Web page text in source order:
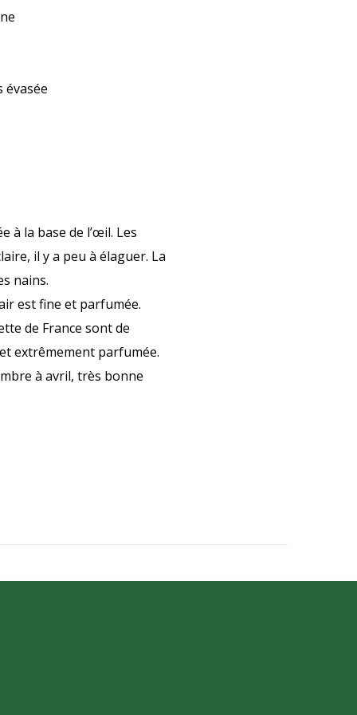
à la base de l’œil. Les
il y a peu à élaguer. La
nains.
est fine et parfumée.
de France sont de
extrêmement parfumée.
à avril, très bonne